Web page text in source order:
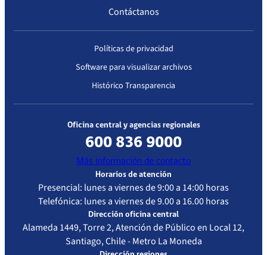
Contáctanos
Políticas de privacidad
Software para visualizar archivos
Histórico Transparencia
Oficina central y agencias regionales
600 836 9000
Más información de contacto
Horarios de atención
Presencial: lunes a viernes de 9:00 a 14:00 horas
Telefónica: lunes a viernes de 9.00 a 16.00 horas
Dirección oficina central
Alameda 1449, Torre 2, Atención de Público en Local 12,
Santiago, Chile - Metro La Moneda